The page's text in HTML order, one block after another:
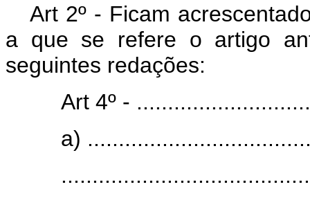
Art 2º - Ficam
a que se refere o artigo
seguintes redações:
Art 4º -
a)